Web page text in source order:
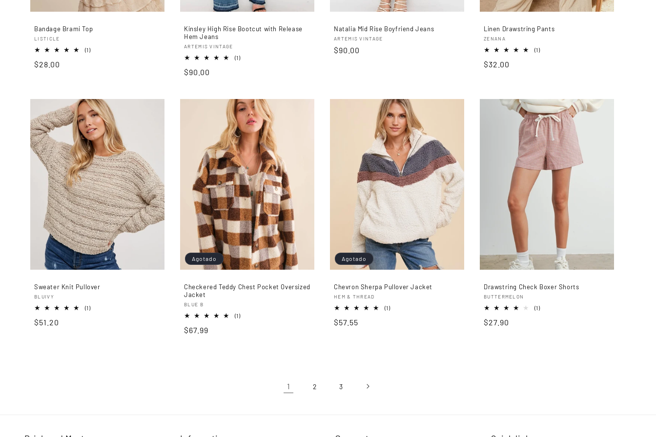
Bandage Brami Top
Proveedor:
LISTICLE
(1)1
Precio
$28.00
Kinsley High Rise Bootcut with Release
Hem Jeans
Proveedor:
ARTEMIS VINTAGE
(1)1
Precio
$90.00
Natalia Mid Rise Boyfriend Jeans
Proveedor:
ARTEMIS VINTAGE
Precio
$90.00
Linen Drawstring Pants
Proveedor:
ZENANA
(1)1
Precio
$32.00
Sweater Knit Pullover
Proveedor:
BLUIVY
(1)1
Precio
$51.20
Agotado
Checkered Teddy Chest Pocket Oversized
Jacket
Proveedor:
BLUE B
(1)1
Precio
$67.99
Agotado
Chevron Sherpa Pullover Jacket
Proveedor:
HEM & THREAD
(1)1
Precio
$57.55
Drawstring Check Boxer Shorts
Proveedor:
BUTTERMELON
(1)1
Precio
$27.90
1 2 3